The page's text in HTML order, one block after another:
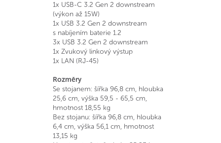
1x USB-C 3.2 Gen 2 downstream
(výkon až 15W)
1x USB 3.2 Gen 2 downstream
s nabíjením baterie 1.2
3x USB 3.2 Gen 2 downstream
1x Zvukový linkový výstup
1x LAN (RJ-45)
Rozměry
Se stojanem: šířka 96,8 cm, hloubka
25,6 cm, výška 59,5 - 65,5 cm,
hmotnost 18,55 kg
Bez stojanu: šířka 96,8 cm, hloubka
6,4 cm, výška 56,1 cm, hmotnost
13,15 kg